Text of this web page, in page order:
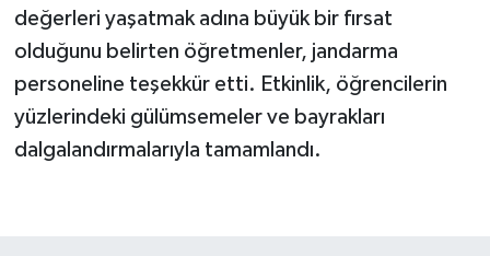
değerleri yaşatmak adına büyük bir fırsat
olduğunu belirten öğretmenler, jandarma
personeline teşekkür etti. Etkinlik, öğrencilerin
yüzlerindeki gülümsemeler ve bayrakları
dalgalandırmalarıyla tamamlandı.